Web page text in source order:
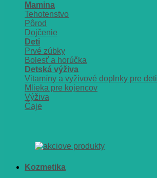
Mamina
Tehotenstvo
Pôrod
Dojčenie
Deti
Prvé zúbky
Bolesť a horúčka
Detská výživa
Vitamíny a vyživové doplnky pre deti
Mlieka pre kojencov
Výživa
Čaje
Kozmetika